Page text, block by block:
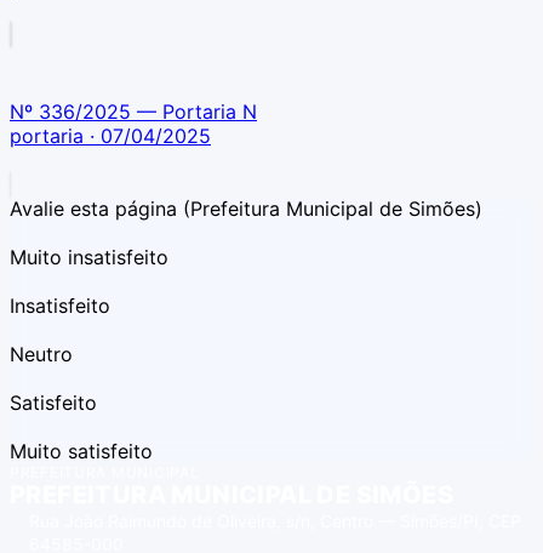
Nº 336/2025 — Portaria N
portaria · 07/04/2025
Avalie esta página (Prefeitura Municipal de Simões)
Muito insatisfeito
Insatisfeito
Neutro
Satisfeito
Muito satisfeito